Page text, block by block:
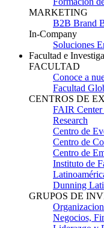
MARKETING
B2B Brand
In-Company
Soluciones
Facultad e
FACULTAD
Conoce a
Facultad
CENTROS DE
FAIR Center
Research
Centro de
Centro de
Centro de
Instituto de
Dunning
GRUPOS DE
Negocios,